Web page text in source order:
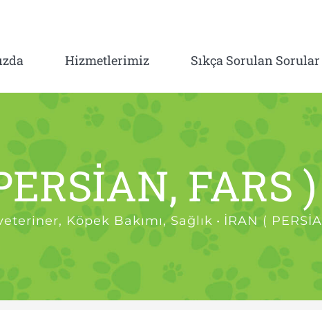
Hizmetlerimiz Sıkça Sorulan Sorular
FARS
, Köpek Bakımı,Sağlık • İRAN (